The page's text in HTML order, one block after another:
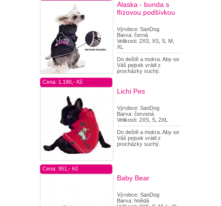
Alaska - bunda s
flízovou podšívkou
Výrobce: SanDog
Barva: černá
Velikosti: 2XS, XS, S, M,
XL
Do deště a mokra. Aby se
Váš pejsek vrátil z
procházky suchý.
Cena: 1.190,- Kč
Lichi Pes
Výrobce: SanDog
Barva: červená
Velikosti: 2XS, S, 2XL
Do deště a mokra. Aby se
Váš pejsek vrátil z
procházky suchý.
Cena: 951,- Kč
Baby Bear
Výrobce: SanDog
Barva: hnědá